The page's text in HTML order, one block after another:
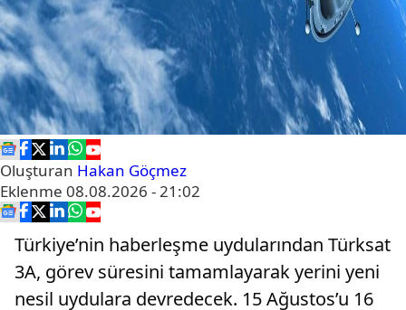
Oluşturan Hakan Göçmez
Eklenme 08.08.2026 - 21:02
Türkiye’nin haberleşme uydularından Türksat
3A, görev süresini tamamlayarak yerini yeni
nesil uydulara devredecek. 15 Ağustos’u 16